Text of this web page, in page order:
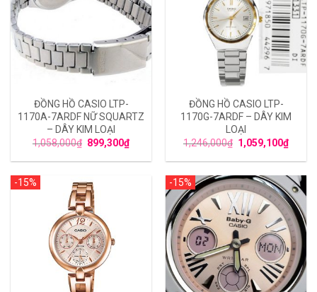
ĐỒNG HỒ CASIO LTP-
1170A-7ARDF NỮ SQUARTZ
– DÂY KIM LOẠI
1,058,000₫ 899,300₫
ĐỒNG HỒ CASIO LTP-
1170G-7ARDF – DÂY KIM
LOẠI
1,246,000₫ 1,059,100₫
-15% -15%